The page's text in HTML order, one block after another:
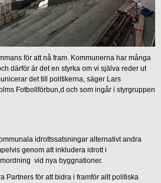
för att nå fram. Kommunerna har många
därför är det en styrka om vi själva reder ut
det till politikerna, säger Lars
Fotbollförbun,d och som ingår i styrgruppen
idrottssatsningar alternativt andra
genom att inkludera idrott i
vid nya byggnationer.
Partners för att bidra i framför allt politiska